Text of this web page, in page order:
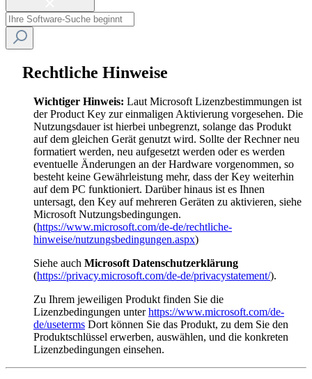
Rechtliche Hinweise
Wichtiger Hinweis: Laut Microsoft Lizenzbestimmungen ist
der Product Key zur einmaligen Aktivierung vorgesehen. Die
Nutzungsdauer ist hierbei unbegrenzt, solange das Produkt
auf dem gleichen Gerät genutzt wird. Sollte der Rechner neu
formatiert werden, neu aufgesetzt werden oder es werden
eventuelle Änderungen an der Hardware vorgenommen, so
besteht keine Gewährleistung mehr, dass der Key weiterhin
auf dem PC funktioniert. Darüber hinaus ist es Ihnen
untersagt, den Key auf mehreren Geräten zu aktivieren, siehe
Microsoft Nutzungsbedingungen.
(https://www.microsoft.com/de-de/rechtliche-
hinweise/nutzungsbedingungen.aspx)
Siehe auch Microsoft Datenschutzerklärung
(https://privacy.microsoft.com/de-de/privacystatement/).
Zu Ihrem jeweiligen Produkt finden Sie die
Lizenzbedingungen unterhttps://www.microsoft.com/de-
de/useterms Dort können Sie das Produkt, zu dem Sie den
Produktschlüssel erwerben, auswählen, und die konkreten
Lizenzbedingungen einsehen.